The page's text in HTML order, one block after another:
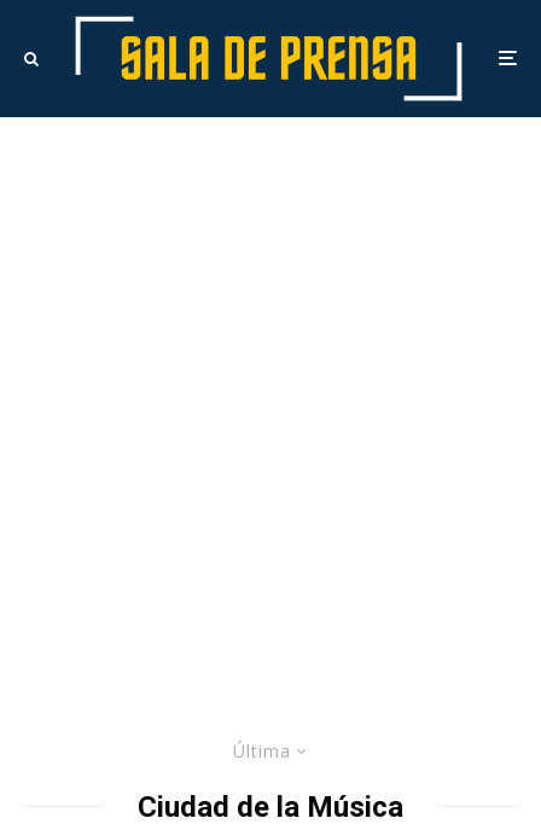
Última
Ciudad de la Música